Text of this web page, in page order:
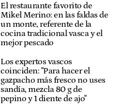
El restaurante favorito de
Mikel Merino: en las faldas de
un monte, referente de la
cocina tradicional vasca y el
mejor pescado
Los expertos vascos
coinciden: "Para hacer el
gazpacho más fresco no uses
sandía, mezcla 80 g de
pepino y 1 diente de ajo"